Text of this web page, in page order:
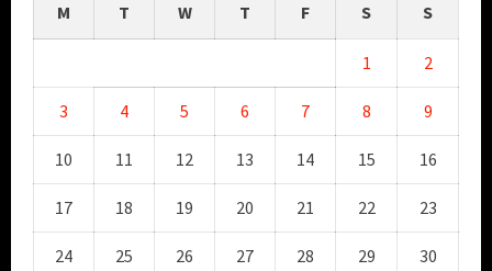
M T W T F S S
1 2
3 4 5 6 7 8 9
10 11 12 13 14 15 16
17 18 19 20 21 22 23
24 25 26 27 28 29 30